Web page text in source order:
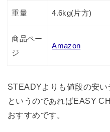
重量 4.6kg(片方)
商品ペー
ジ
Amazon
STEADYよりも値段の安
というのであればEASY
おすすめです。